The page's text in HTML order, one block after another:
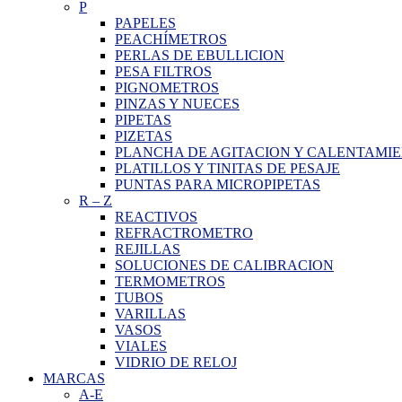
P
PAPELES
PEACHÍMETROS
PERLAS DE EBULLICION
PESA FILTROS
PIGNOMETROS
PINZAS Y NUECES
PIPETAS
PIZETAS
PLANCHA DE AGITACION Y
PLATILLOS Y TINITAS DE PESAJE
PUNTAS PARA MICROPIPETAS
R – Z
REACTIVOS
REFRACTROMETRO
REJILLAS
SOLUCIONES DE CALIBRACION
TERMOMETROS
TUBOS
VARILLAS
VASOS
VIALES
VIDRIO DE RELOJ
MARCAS
A-E